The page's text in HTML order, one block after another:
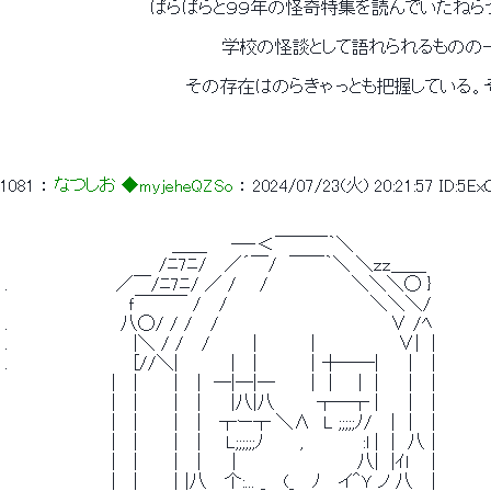
ぱらぱらと９９年の怪奇特集を読んでいたねらう瀬が
学校の怪談として語れられるものの一つとし
その存在はのらきゃっとも把握している。その上
1081 ： なつしお ◆myjeheQZSo ： 2024/07/23(火) 20:21:57
＿＿　　―‐＜￣￣￣｀＼
/ﾆ7ﾆ/　 ／´￣/　￣￣｀＼ ＼ｚｚ＿＿
.　　　　　　　 　 ／￣/ﾆ7ﾆ/ ／ / 　 /　　　　　 　 ＼＼＼◯ }
ｆ￣￣￣ /　 /　　　　　　　 　 　 　 ＼＼＼/
.　　　 　 　 　 　 八◯/ / /　 /　　　　　 　 　 　 　 　 　 ∨ /ﾍ
.　　　　　　　 　 　 |＼ / /　 /　　　｜　　 　 |　　 　 　 　 ∨|　|
.　　　　　　　 　 　 [//＼|　 　 　 |　 |　　 　 ｜┼――| 　 ｜ ｜
|　 |　　　|　｜ ―|―|―　　 ｜｜　｜ |　　 |　｜
|　 |　　　|　｜ 　 |八|八　　　 ┬―┬ |　　 |　｜
|　 |　　 ｜　|　 ┬ー┬ ＼Λ　L ;;;;;ﾉ/　｜｜　|　　　　　学
|　 |　　 ｜　|　　L;;;;;;ﾉ　　　,　　　 　 :l |　|　八｜
|　 |　　　|　｜　　|　　　　　　　　　　八|　|ｲl 　 |　　　　
|　 |　　 ｜|八　 个:... _ 　(_　 ﾉ　 イ＾Ｙ ノ 八　｜